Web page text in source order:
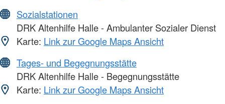
Sozialstationen
DRK Altenhilfe Halle - Ambulanter Sozialer Dienst
Karte: Link zur Google Maps Ansicht
Tages- und Begegnungsstätte
DRK Altenhilfe Halle - Begegnungsstätte
Karte: Link zur Google Maps Ansicht